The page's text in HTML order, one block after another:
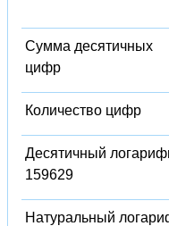
Сумма десятичных
цифр
Количество цифр
Десятичный
159629
Натуральный